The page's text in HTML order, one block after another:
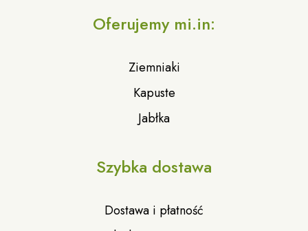
Oferujemy mi.in:
Ziemniaki
Kapuste
Jabłka
Szybka dostawa
Dostawa i płatność